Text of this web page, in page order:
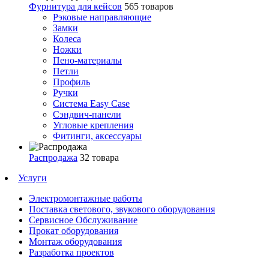
Фурнитура для кейсов 565 товаров
Рэковые направляющие
Замки
Колеса
Ножки
Пено-материалы
Петли
Профиль
Ручки
Система Easy Case
Сэндвич-панели
Угловые крепления
Фитинги, аксессуары
Распродажа 32 товара
Услуги
Электромонтажные работы
Поставка светового, звукового оборудования
Сервисное Обслуживание
Прокат оборудования
Монтаж оборудования
Разработка проектов